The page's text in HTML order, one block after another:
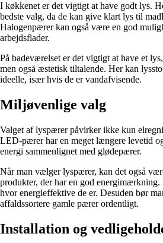
I køkkenet er det vigtigt at have godt lys.
bedste valg, da de kan give klart lys til
Halogenpærer kan også være en god
arbejdsflader.
På badeværelset er det vigtigt at have et
men også æstetisk tiltalende. Her kan
ideelle, især hvis de er vandafvisende.
Miljøvenlige valg
Valget af lyspærer påvirker ikke kun
LED-pærer har en meget længere levetid
energi sammenlignet med glødepærer.
Når man vælger lyspærer, kan det også
produkter, der har en god
hvor energieffektive de er. Desuden bør
affaldssortere gamle pærer ordentligt.
Installation og